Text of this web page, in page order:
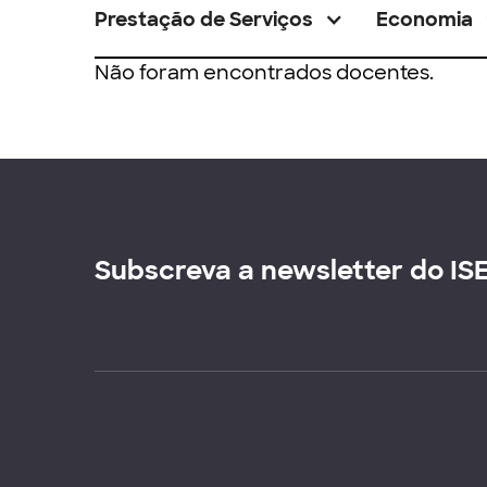
Prestação de Serviços Economia
Não foram encontrados docentes.
Subscreva a newsletter do